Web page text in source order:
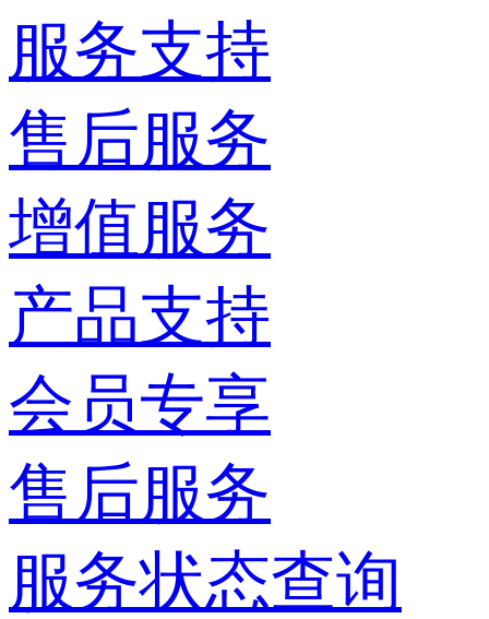
服务支持
售后服务
增值服务
产品支持
会员专享
售后服务
服务状态查询